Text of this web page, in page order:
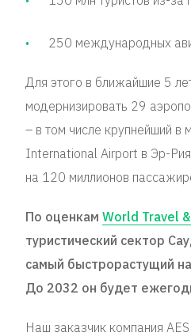
250 международных
Для этого в ближайшие 5
модернизировать 29
– в том числе крупнейший в
International Airport в Эр-
на 120 миллионов
По оценкам World Travel
туристический сектор
самый быстрорастущий
До 2032 он будет
Наш заказчик компания